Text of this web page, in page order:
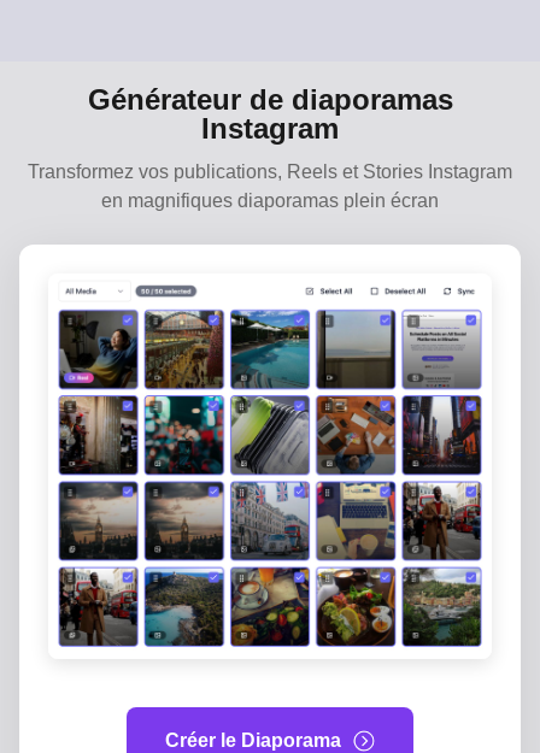
Générateur de diaporamas
Instagram
Transformez vos publications, Reels et Stories Instagram
en magnifiques diaporamas plein écran
Créer le Diaporama